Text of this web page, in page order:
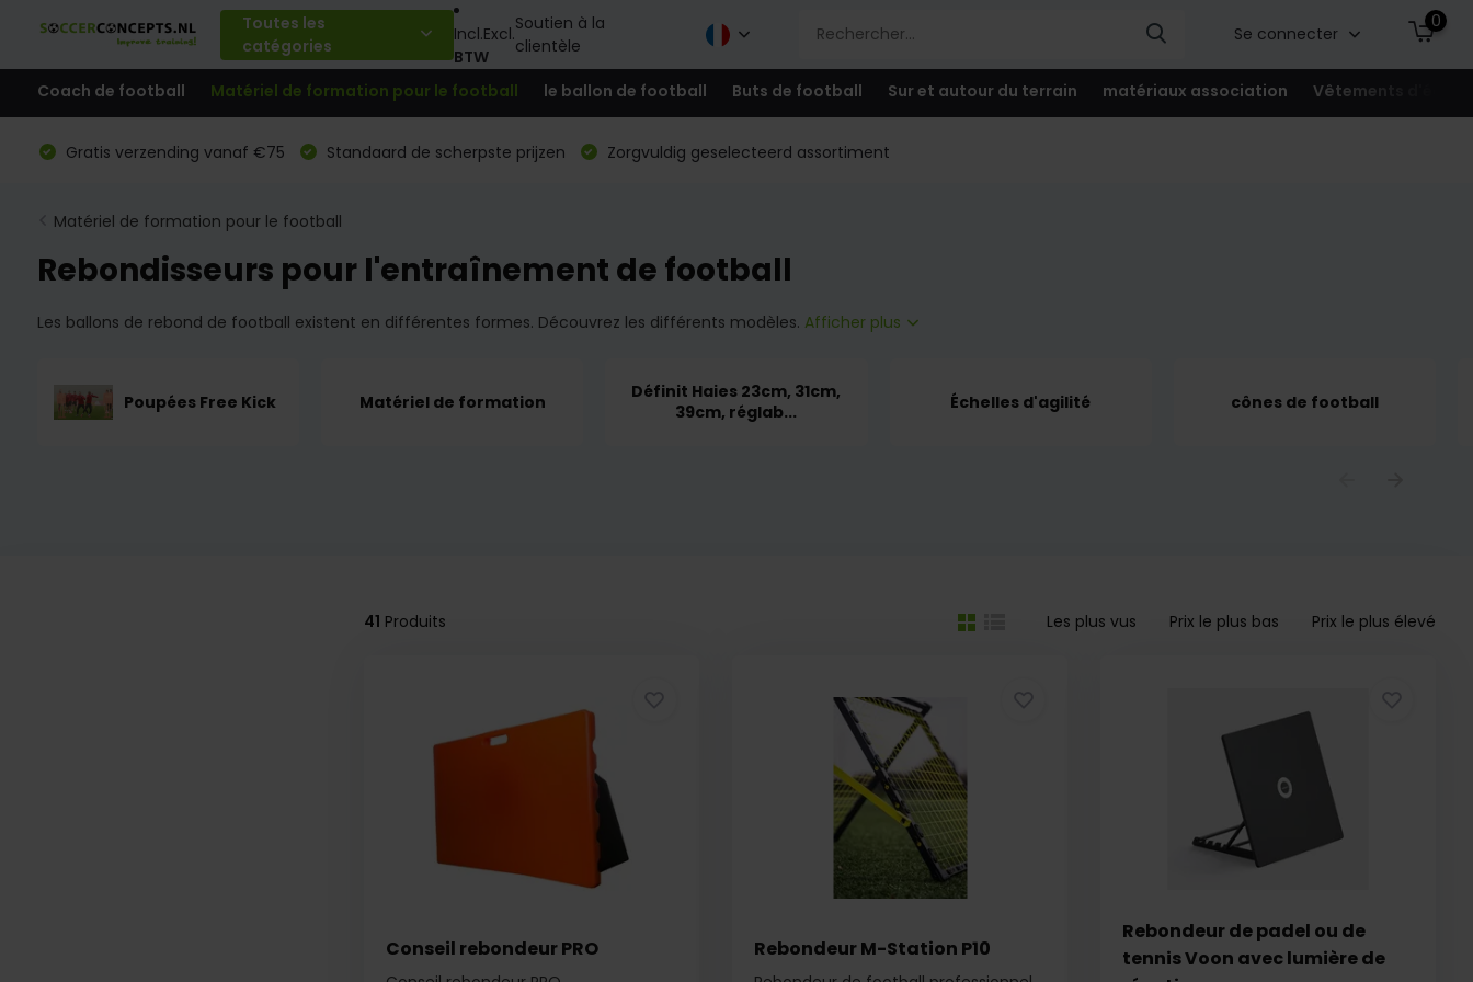
Toutes les
catégories
Incl.Excl.
BTW
Soutien à la
clientèle
Se connecter
0
Coach de football Matériel de formation pour le football le ballon de football Buts de football Sur et autour du terrain matériaux association Vêtements
Gratis verzending vanaf €75 Standaard de scherpste prijzen Zorgvuldig geselecteerd assortiment
Matériel de formation pour le football
Rebondisseurs pour l'entraînement de football
Les ballons de rebond de football existent en différentes formes. Découvrez les différents modèles. Afficher plus
Poupées Free Kick Matériel de formation
Définit Haies 23cm, 31cm,
39cm, réglab...
Échelles d'agilité cônes de football
41 Produits Les plus vus Prix le plus bas Prix le plus élevé
Conseil rebondeur PRO Rebondeur M-Station P10
Rebondeur de padel ou de
tennis Voon avec lumière de